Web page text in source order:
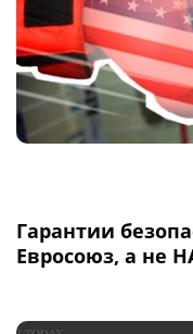
Гарантии
Евросоюз, а не